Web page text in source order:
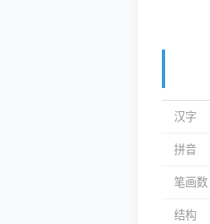
汉字
拼音
笔画数
结构